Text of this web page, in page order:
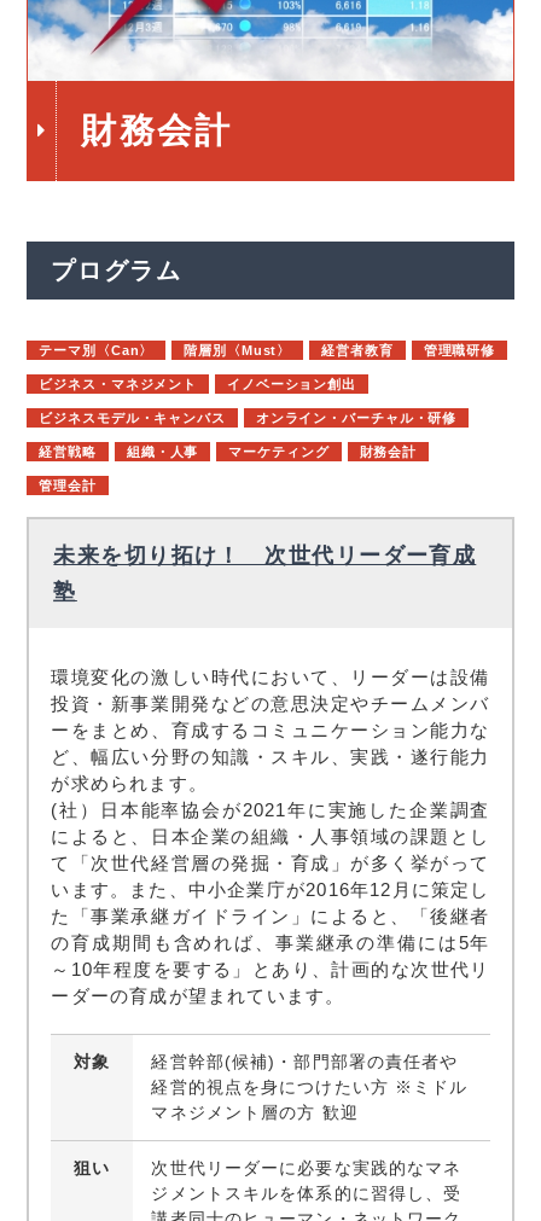
財務会計
プログラム
テーマ別〈Can〉 階層別〈Must〉 経営者教育 管理職研修
ビジネス・マネジメント イノベーション創出
ビジネスモデル・キャンバス オンライン・バーチャル・研修
経営戦略 組織・人事 マーケティング 財務会計
管理会計
未来を切り拓け！ 次世代リーダー育成
塾
環境変化の激しい時代において、リーダーは設備
投資・新事業開発などの意思決定やチームメンバ
ーをまとめ、育成するコミュニケーション能力な
ど、幅広い分野の知識・スキル、実践・遂行能力
が求められます。
(社）日本能率協会が2021年に実施した企業調査
によると、日本企業の組織・人事領域の課題とし
て「次世代経営層の発掘・育成」が多く挙がって
います。また、中小企業庁が2016年12月に策定し
た「事業承継ガイドライン」によると、「後継者
の育成期間も含めれば、事業継承の準備には5年
～10年程度を要する」とあり、計画的な次世代リ
ーダーの育成が望まれています。
対象
経営幹部(候補)・部門部署の責任者や
経営的視点を身につけたい方 ※ミドル
マネジメント層の方 歓迎
狙い
次世代リーダーに必要な実践的なマネ
ジメントスキルを体系的に習得し、受